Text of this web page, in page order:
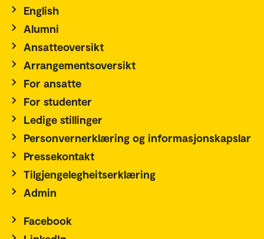
English
Alumni
Ansatteoversikt
Arrangementsoversikt
For ansatte
For studenter
Ledige stillinger
Personvernerklæring og informasjonskapslar
Pressekontakt
Tilgjengelegheitserklæring
Admin
Facebook